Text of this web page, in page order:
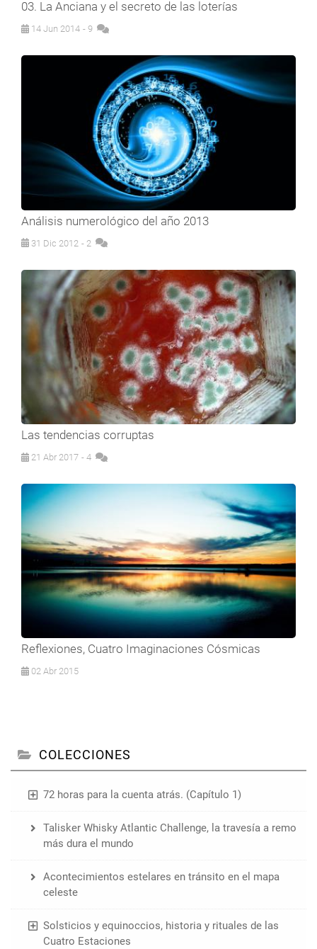
03. La Anciana y el secreto de las loterías
14 Jun 2014 - 9
Análisis numerológico del año 2013
31 Dic 2012 - 2
Las tendencias corruptas
21 Abr 2017 - 4
Reflexiones, Cuatro Imaginaciones Cósmicas
02 Abr 2015
COLECCIONES
72 horas para la cuenta atrás. (Capítulo 1)
Talisker Whisky Atlantic Challenge, la travesía a remo
más dura el mundo
Acontecimientos estelares en tránsito en el mapa
celeste
Solsticios y equinoccios, historia y rituales de las
Cuatro Estaciones